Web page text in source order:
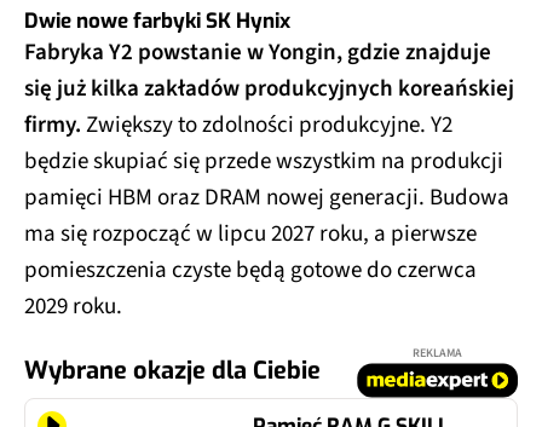
Dwie nowe farbyki SK Hynix
Fabryka Y2 powstanie w Yongin, gdzie znajduje
się już kilka zakładów produkcyjnych koreańskiej
firmy.Zwiększy to zdolności produkcyjne. Y2
będzie skupiać się przede wszystkim na produkcji
pamięci HBM oraz DRAM nowej generacji. Budowa
ma się rozpocząć w lipcu 2027 roku, a pierwsze
pomieszczenia czyste będą gotowe do czerwca
2029 roku.
Wybrane okazje dla Ciebie
REKLAMA